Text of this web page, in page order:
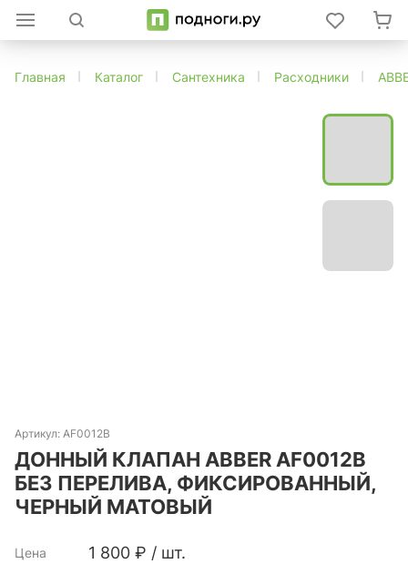
Главная Каталог Сантехника Расходники
Артикул: AF0012B
ДОННЫЙ КЛАПАН ABBER AF0012B
БЕЗ ПЕРЕЛИВА, ФИКСИРОВАННЫЙ,
ЧЕРНЫЙ МАТОВЫЙ
Цена 1 800 ₽ / шт.